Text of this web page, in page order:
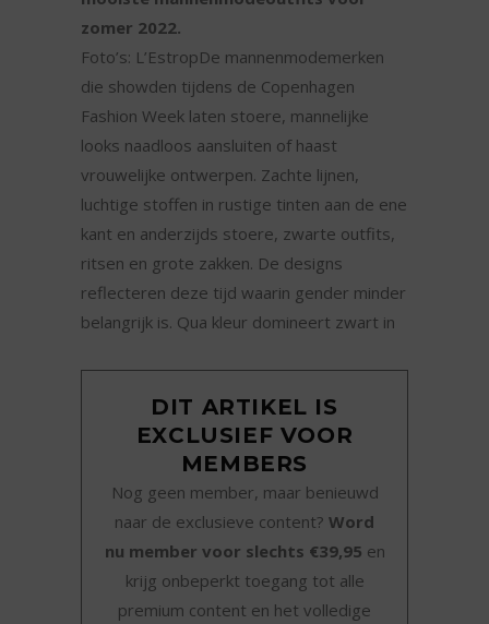
zomer 2022.
Foto’s: L’EstropDe mannenmodemerken
die showden tijdens de Copenhagen
Fashion Week laten stoere, mannelijke
looks naadloos aansluiten of haast
vrouwelijke ontwerpen. Zachte lijnen,
luchtige stoffen in rustige tinten aan de ene
kant en anderzijds stoere, zwarte outfits,
ritsen en grote zakken. De designs
reflecteren deze tijd waarin gender minder
belangrijk is. Qua kleur domineert zwart in
DIT ARTIKEL IS
EXCLUSIEF VOOR
MEMBERS
Nog geen member, maar benieuwd
naar de exclusieve content? Word
nu member voor slechts €39,95 en
krijg onbeperkt toegang tot alle
premium content en het volledige